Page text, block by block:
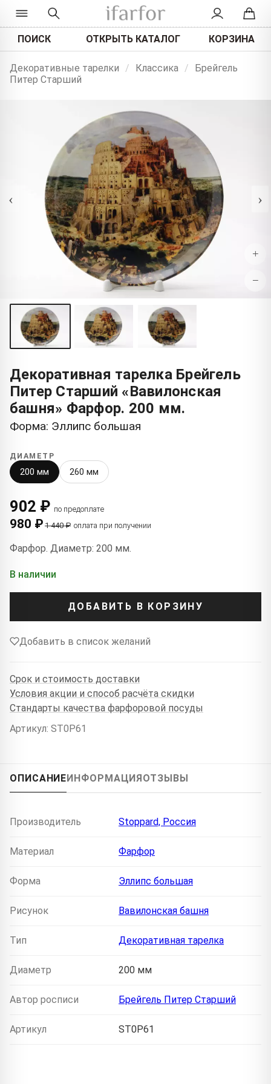
ПОИСК ОТКРЫТЬ КАТАЛОГ КОРЗИНА
Декоративные тарелки / Классика /
Брейгель
Питер Старший
‹ ›
+
−
Декоративная тарелка Брейгель
Питер Старший «Вавилонская
башня» Фарфор. 200 мм.
Форма: Эллипс большая
ДИАМЕТР
200 мм 260 мм
902 ₽ по предоплате
980 ₽ 1 440 ₽ оплата при получении
Фарфор. Диаметр: 200 мм.
В наличии
ДОБАВИТЬ В КОРЗИНУ
Добавить в список желаний
Срок и стоимость доставки
Условия акции и способ расчёта скидки
Стандарты качества фарфоровой посуды
Артикул: ST0P61
ОПИСАНИЕИНФОРМАЦИЯОТЗЫВЫ
Производитель Stoppard, Россия
Материал Фарфор
Форма Эллипс большая
Рисунок Вавилонская башня
Тип Декоративная тарелка
Диаметр 200 мм
Автор росписи Брейгель Питер Старший
Артикул ST0P61